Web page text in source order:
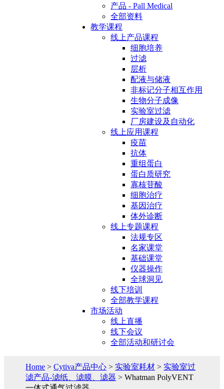
产品 - Pall Medical
全部资料
教学课程
线上产品课程
细胞培养
过滤
层析
配液与储液
非标记分子相互作用
生物分子成像
实验室过滤
厂房建设及自动化
线上应用课程
疫苗
抗体
重组蛋白
蛋白质研究
寡核苷酸
细胞治疗
基因治疗
体外诊断
线上专题课程
法规专区
名家课堂
基础课堂
仪器操作
全球洞见
线下培训
全部教学课程
市场活动
线上直播
线下会议
全部活动和研讨会
Home >Cytiva产品中心 > 实验室耗材 > 实验室过
滤产品-滤纸、滤膜、滤器 > Whatman PolyVENT